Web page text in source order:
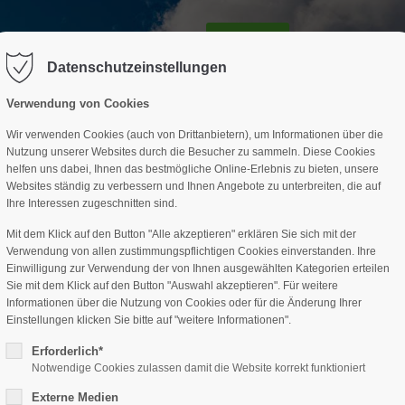
"offcanvas-col2" existiert leider
Der Eintrag "offcanvas-col3"
nicht.
Datenschutzeinstellungen
Verwendung von Cookies
Wir verwenden Cookies (auch von Drittanbietern), um Informationen über die
Nutzung unserer Websites durch die Besucher zu sammeln. Diese Cookies
helfen uns dabei, Ihnen das bestmögliche Online-Erlebnis zu bieten, unsere
Websites ständig zu verbessern und Ihnen Angebote zu unterbreiten, die auf
Ihre Interessen zugeschnitten sind.
Mit dem Klick auf den Button "Alle akzeptieren" erklären Sie sich mit der
Verwendung von allen zustimmungspflichtigen Cookies einverstanden. Ihre
Einwilligung zur Verwendung der von Ihnen ausgewählten Kategorien erteilen
Sie mit dem Klick auf den Button "Auswahl akzeptieren". Für weitere
Informationen über die Nutzung von Cookies oder für die Änderung Ihrer
Einstellungen klicken Sie bitte auf "weitere Informationen".
Erforderlich*
Notwendige Cookies zulassen damit die Website korrekt funktioniert
Externe Medien